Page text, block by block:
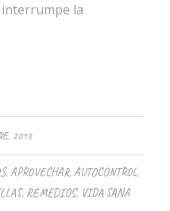
la
2013
,APROVECHAR,AUTOCONTROL,
, REMEDIOS, VIDA SANA